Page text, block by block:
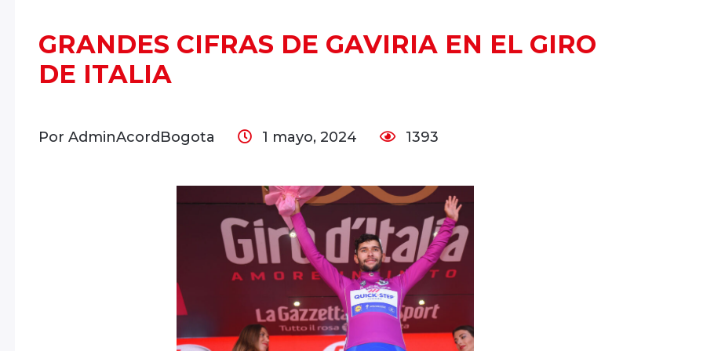
GRANDES CIFRAS DE GAVIRIA EN EL GIRO
DE ITALIA
Por AdminAcordBogota 1 mayo, 2024 1393